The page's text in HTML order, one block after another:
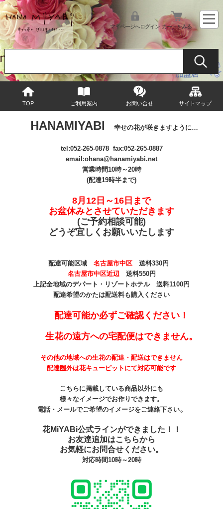
マイページへログイン カートをみる
TOP ご利用案内 お問い合せ サイトマップ
HANAMIYABI 幸せの花が咲きますように…
tel:052-265-0878fax:052-265-0887
email :ohana@hanamiyabi.net
営業時間10時～20時
(配達19時半まで)
8月12日～16日まで
お盆休みとさせていただきます
(ご予約相談可能)
どうぞ宜しくお願いいたします
配達可能区域 名古屋市中区送料330円
名古屋市中区近辺送料550円
上記全地域のデパート・リゾートホテル 送料1100円
配達希望のかたは配送料も購入ください
配達可能か必ずご確認ください！
生花の遠方への宅配便はできません。
その他の地域への生花の配達・配送はできません
配達圏外は花キューピットにて対応可能です
こちらに掲載している商品以外にも
様々なイメージでお作りできます。
電話・メールでご希望のイメージをご連絡下さい。
花MiYABi公式ラインができました！！
お友達追加はこちらから
お気軽にお問合せください。
対応時間10時～20時